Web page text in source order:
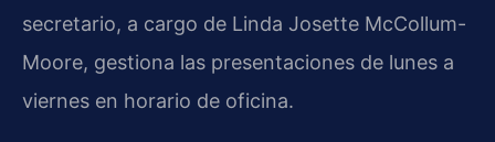
secretario, a cargo de Linda Josette McCollum-
Moore, gestiona las presentaciones de lunes a
viernes en horario de oficina.